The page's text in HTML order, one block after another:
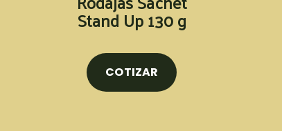
Stand Up 130 g
COTIZAR